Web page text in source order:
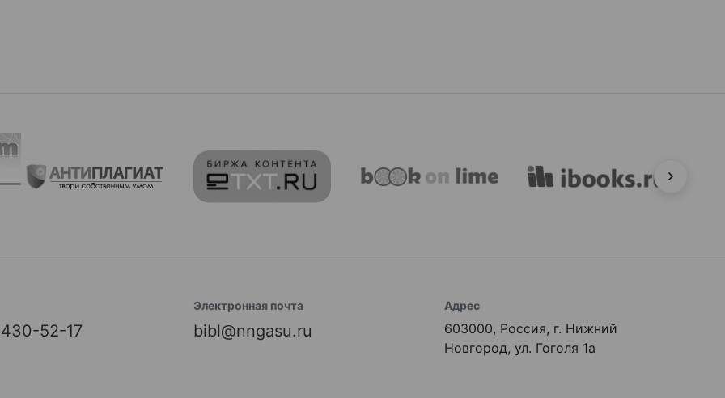
52-17
Электронная почта
bibl@nngasu.ru
Адрес
603000, Россия, г. Нижний
Новгород, ул. Гоголя 1а